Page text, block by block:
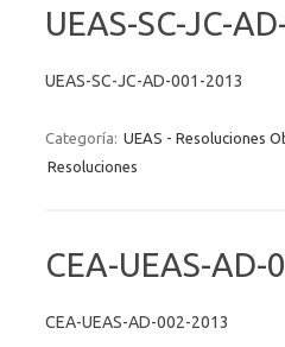
UEAS-SC-JC-
UEAS-SC-JC-AD-001-2013
Categoría: UEAS - Resoluciones
Resoluciones
CEA-UEAS-AD-
CEA-UEAS-AD-002-2013